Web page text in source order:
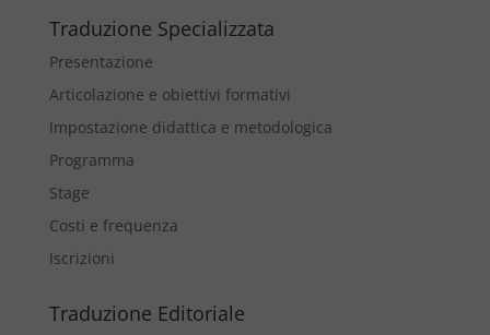
Traduzione Specializzata
Presentazione
Articolazione e obiettivi formativi
Impostazione didattica e metodologica
Programma
Stage
Costi e frequenza
Iscrizioni
Traduzione Editoriale